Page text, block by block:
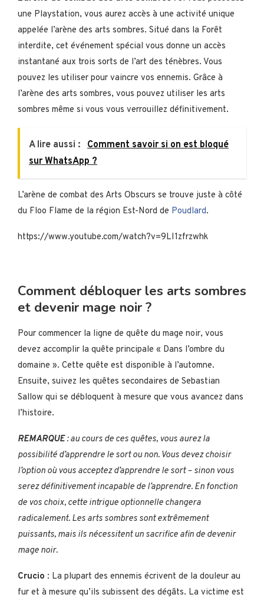
une Playstation, vous aurez accès à une activité unique
appelée l’arène des arts sombres. Situé dans la Forêt
interdite, cet événement spécial vous donne un accès
instantané aux trois sorts de l’art des ténèbres. Vous
pouvez les utiliser pour vaincre vos ennemis. Grâce à
l’arène des arts sombres, vous pouvez utiliser les arts
sombres même si vous vous verrouillez définitivement.
A lire aussi :
Comment savoir si on est bloqué
sur WhatsApp ?
L’arène de combat des Arts Obscurs se trouve juste à côté
du Floo Flame de la région Est-Nord de Poudlard.
https://www.youtube.com/watch?v=9LI1zfrzwhk
Comment débloquer les arts sombres
et devenir mage noir ?
Pour commencer la ligne de quête du mage noir, vous
devez accomplir la quête principale « Dans l’ombre du
domaine ». Cette quête est disponible à l’automne.
Ensuite, suivez les quêtes secondaires de Sebastian
Sallow qui se débloquent à mesure que vous avancez dans
l’histoire.
REMARQUE: au cours de ces quêtes, vous aurez la
possibilité d’apprendre le sort ou non. Vous devez choisir
l’option où vous acceptez d’apprendre le sort – sinon vous
serez définitivement incapable de l’apprendre. En fonction
de vos choix, cette intrigue optionnelle changera
radicalement. Les arts sombres sont extrêmement
puissants, mais ils nécessitent un sacrifice afin de devenir
mage noir.
Crucio : La plupart des ennemis écrivent de la douleur au
fur et à mesure qu’ils subissent des dégâts. La victime est